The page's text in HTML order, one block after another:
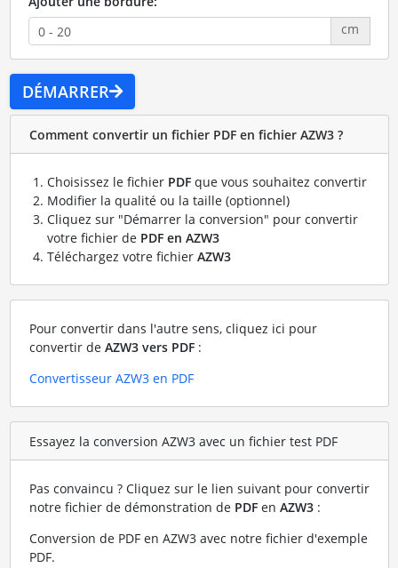
cm
DÉMARRER
Comment convertir un fichier PDF en fichier AZW3 ?
Choisissez le fichier PDFque vous souhaitez convertir
Modifier la qualité ou la taille (optionnel)
Cliquez sur "Démarrer la conversion" pour convertir
votre fichier de PDF en AZW3
Téléchargez votre fichier AZW3
Pour convertir dans l'autre sens, cliquez ici pour
convertir de AZW3 vers PDF:
Convertisseur AZW3 en PDF
Essayez la conversion AZW3 avec un fichier test PDF
Pas convaincu ? Cliquez sur le lien suivant pour convertir
notre fichier de démonstration de PDFen AZW3:
Conversion de PDF en AZW3 avec notre fichier d'exemple
PDF.